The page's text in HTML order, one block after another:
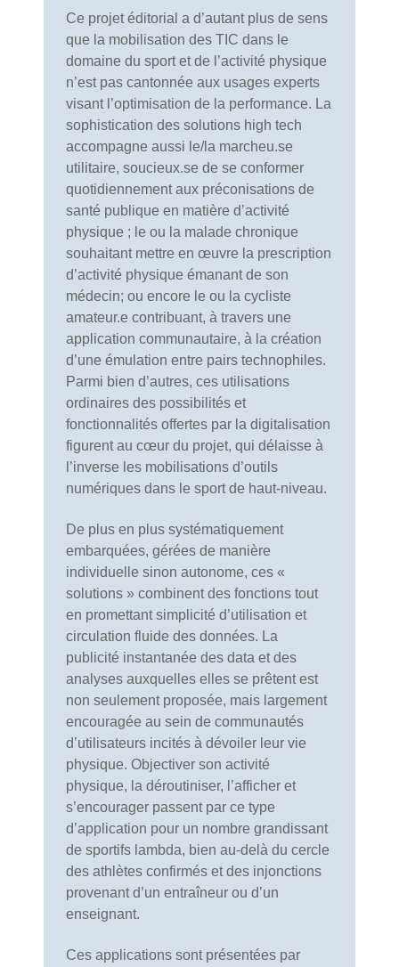
Ce projet éditorial a d’autant plus de sens
que la mobilisation des TIC dans le
domaine du sport et de l’activité physique
n’est pas cantonnée aux usages experts
visant l’optimisation de la performance. La
sophistication des solutions high tech
accompagne aussi le/la marcheu.se
utilitaire, soucieux.se de se conformer
quotidiennement aux préconisations de
santé publique en matière d’activité
physique ; le ou la malade chronique
souhaitant mettre en œuvre la prescription
d’activité physique émanant de son
médecin; ou encore le ou la cycliste
amateur.e contribuant, à travers une
application communautaire, à la création
d’une émulation entre pairs technophiles.
Parmi bien d’autres, ces utilisations
ordinaires des possibilités et
fonctionnalités offertes par la digitalisation
figurent au cœur du projet, qui délaisse à
l’inverse les mobilisations d’outils
numériques dans le sport de haut-niveau.
De plus en plus systématiquement
embarquées, gérées de manière
individuelle sinon autonome, ces «
solutions » combinent des fonctions tout
en promettant simplicité d’utilisation et
circulation fluide des données. La
publicité instantanée des data et des
analyses auxquelles elles se prêtent est
non seulement proposée, mais largement
encouragée au sein de communautés
d’utilisateurs incités à dévoiler leur vie
physique. Objectiver son activité
physique, la déroutiniser, l’afficher et
s’encourager passent par ce type
d’application pour un nombre grandissant
de sportifs lambda, bien au-delà du cercle
des athlètes confirmés et des injonctions
provenant d’un entraîneur ou d’un
enseignant.
Ces applications sont présentées par